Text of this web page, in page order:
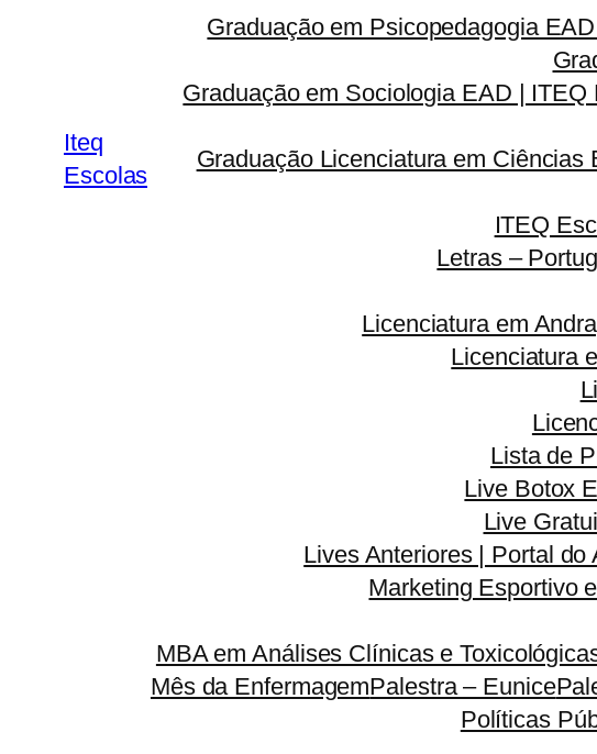
Iteq
Escolas
Graduação em Psicopedagogia
Graduação em Sociologia EAD | ITEQ
Graduação Licenciatura em
ITEQ
Letras –
Licenciatura em
Licenciatura
Lista de
Live Botox
Live
Lives Anteriores | Portal do
Marketing Esportivo
MBA em Análises Clínicas e
Mês da EnfermagemPalestra – Eunice
Políticas